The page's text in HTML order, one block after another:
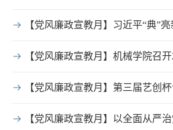
【党风廉政宣教月】习近平“典”
【党风廉政宣教月】机械学院召
【党风廉政宣教月】第三届艺创